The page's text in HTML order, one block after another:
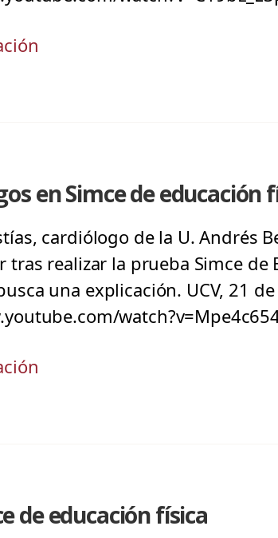
en Simce de educación
cardiólogo de la U. Andrés
tras realizar la prueba Simce de
una explicación. UCV, 21
de educación física